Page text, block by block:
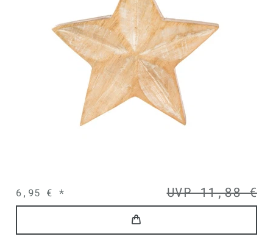
UVP 11,88 €
6,95 € *